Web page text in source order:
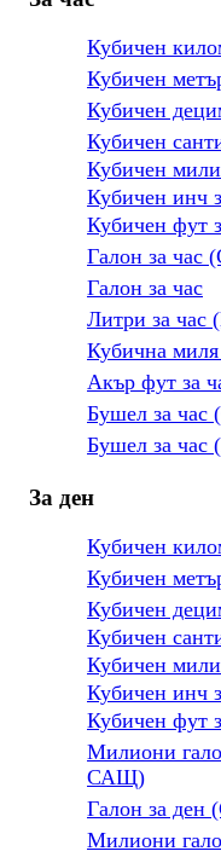
Кубичен
Кубичен
Кубичен
Кубичен
Кубичен
Кубичен инч
Кубичен фут
Галон за
Галон за час
Литри за час
Кубична миля
Акър фут за
Бушел за
Бушел за час
За ден
Кубичен
Кубичен
Кубичен
Кубичен
Кубичен
Кубичен инч
Кубичен фут
Милиони
САЩ)
Галон за
Милиони